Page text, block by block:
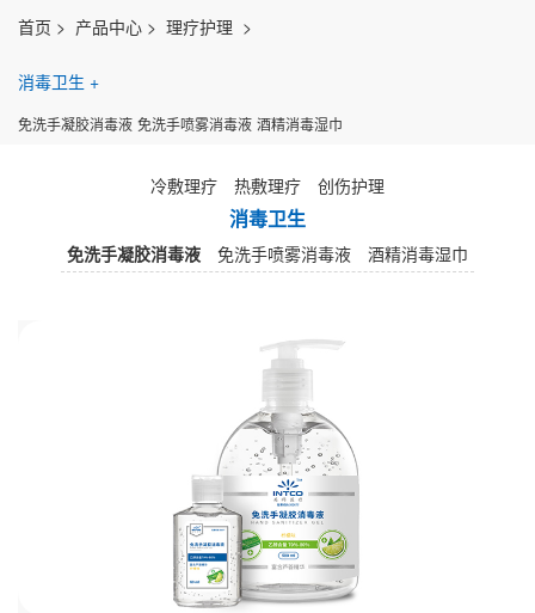
首页 产品中心 理疗护理
消毒卫生
免洗手凝胶消毒液 免洗手喷雾消毒液 酒精消毒湿巾
冷敷理疗 热敷理疗 创伤护理
消毒卫生
免洗手凝胶消毒液 免洗手喷雾消毒液 酒精消毒湿巾